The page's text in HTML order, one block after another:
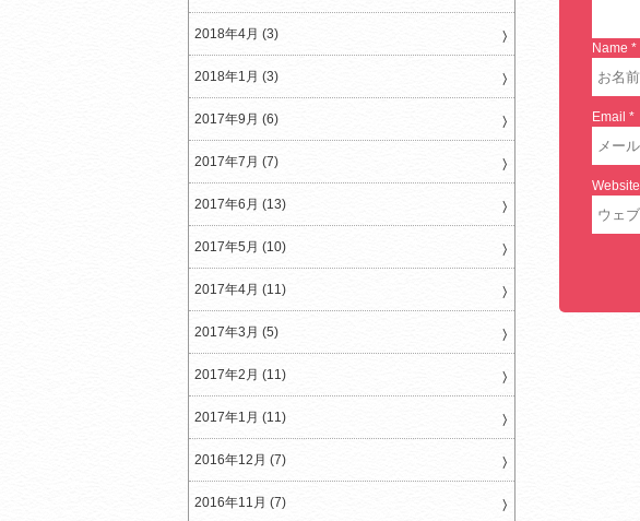
Name *
Email *
Website
2018年4月 (3)
2018年1月 (3)
2017年9月 (6)
2017年7月 (7)
2017年6月 (13)
2017年5月 (10)
2017年4月 (11)
2017年3月 (5)
2017年2月 (11)
2017年1月 (11)
2016年12月 (7)
2016年11月 (7)